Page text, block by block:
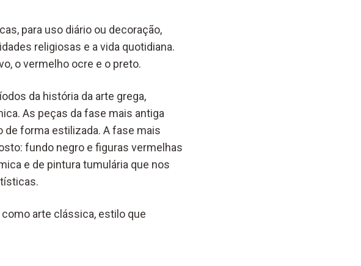
para uso diário ou decoração,
religiosas e a vida quotidiana.
o vermelho ocre e o preto.
da história da arte grega,
As peças da fase mais antiga
forma estilizada. A fase mais
fundo negro e figuras vermelhas
e de pintura tumulária que nos
arte clássica, estilo que